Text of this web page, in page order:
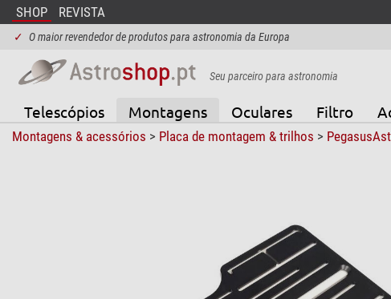
SHOP REVISTA
✓ O maior revendedor de produtos para astronomia da Europa
Seu parceiro para astronomia
Telescópios Montagens Oculares Filtro
Montagens & acessórios > Placa de montagem & trilhos >